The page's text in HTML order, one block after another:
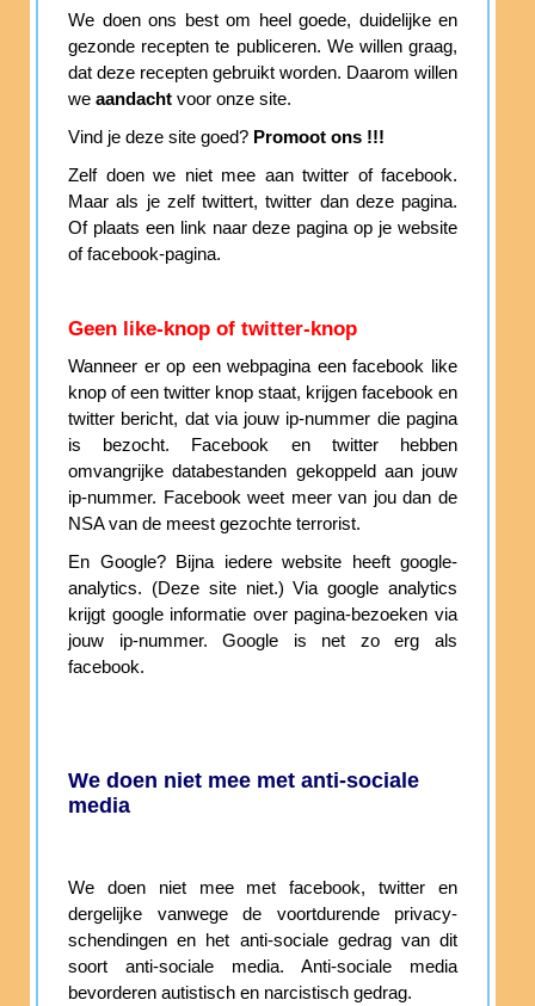
We doen ons best om heel goede, duidelijke en
gezonde recepten te publiceren. We willen graag,
dat deze recepten gebruikt worden. Daarom willen
we aandacht voor onze site.
Vind je deze site goed? Promoot ons !!!
Zelf doen we niet mee aan twitter of facebook.
Maar als je zelf twittert, twitter dan deze pagina.
Of plaats een link naar deze pagina op je website
of facebook-pagina.
Geen like-knop of twitter-knop
Wanneer er op een webpagina een facebook like
knop of een twitter knop staat, krijgen facebook en
twitter bericht, dat via jouw ip-nummer die pagina
is bezocht. Facebook en twitter hebben
omvangrijke databestanden gekoppeld aan jouw
ip-nummer. Facebook weet meer van jou dan de
NSA van de meest gezochte terrorist.
En Google? Bijna iedere website heeft google-
analytics. (Deze site niet.) Via google analytics
krijgt google informatie over pagina-bezoeken via
jouw ip-nummer. Google is net zo erg als
facebook.
We doen niet mee met anti-sociale
media
We doen niet mee met facebook, twitter en
dergelijke vanwege de voortdurende privacy-
schendingen en het anti-sociale gedrag van dit
soort anti-sociale media. Anti-sociale media
bevorderen autistisch en narcistisch gedrag.